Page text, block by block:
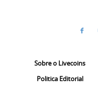
Sobre o Livecoins
Politica Editorial